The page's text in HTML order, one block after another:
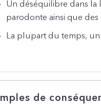
Un déséquilibre dans la
parodonte ainsi que des
La plupart du temps, un
de